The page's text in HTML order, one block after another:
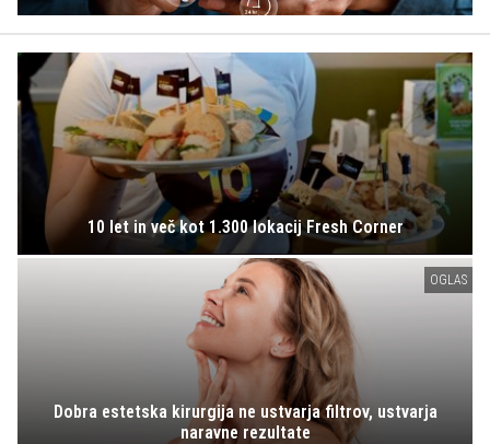
10 let in več kot 1.300 lokacij Fresh Corner
OGLAS
Dobra estetska kirurgija ne ustvarja filtrov, ustvarja
naravne rezultate